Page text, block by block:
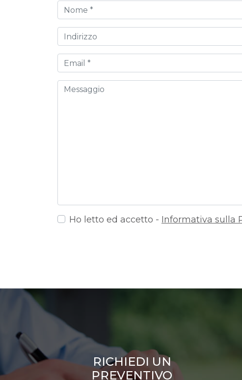
Nome
Indirizzo
Email
Messaggio
Ho letto ed accetto - Informativa sulla
RICHIEDI UN
PREVENTIVO